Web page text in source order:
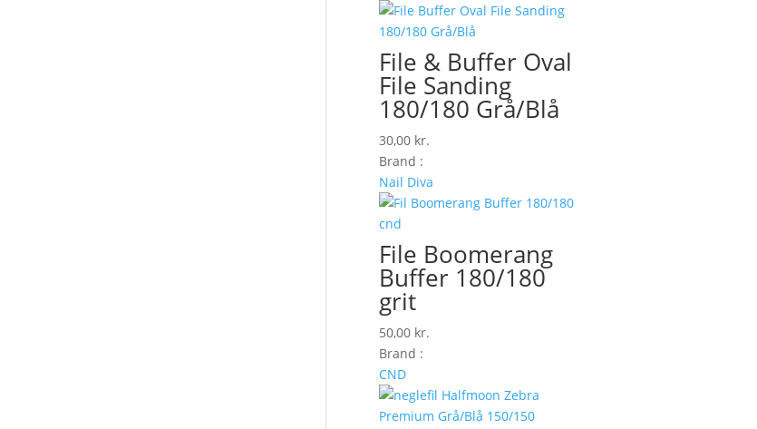
File & Buffer Oval
File Sanding
180/180 Grå/Blå
30,00 kr.
Brand :
Nail Diva
File Boomerang
Buffer 180/180
grit
50,00 kr.
Brand :
CND